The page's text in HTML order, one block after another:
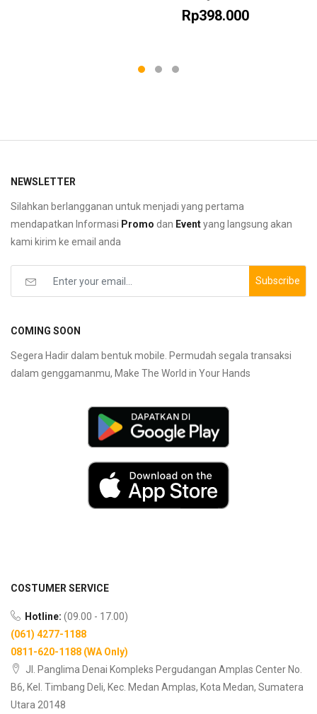
Rp398.000
NEWSLETTER
Silahkan berlangganan untuk menjadi yang pertama
mendapatkan Informasi Promo dan Eventyang langsung akan
kami kirim ke email anda
Subscribe
COMING SOON
Segera Hadir dalam bentuk mobile. Permudah segala transaksi
dalam genggamanmu, Make The World in Your Hands
COSTUMER SERVICE
Hotline: (09.00 - 17.00)
(061) 4277-1188
0811-620-1188 (WA Only)
Jl. Panglima Denai Kompleks Pergudangan Amplas Center No.
B6, Kel. Timbang Deli, Kec. Medan Amplas, Kota Medan, Sumatera
Utara 20148